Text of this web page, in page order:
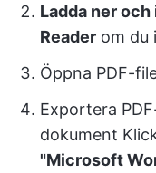
Ladda ner
Reader om du
Öppna PDF-
Exportera
dokument
"Microsoft